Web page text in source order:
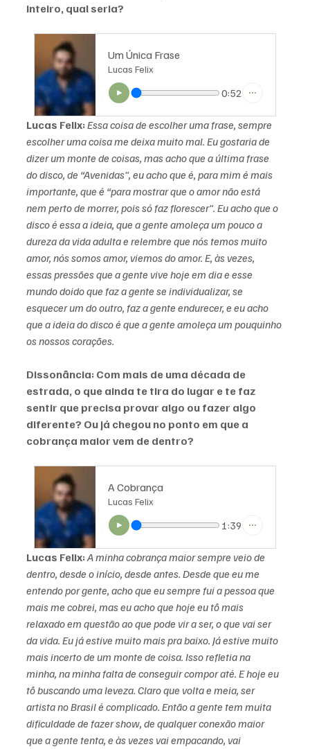
inteiro, qual seria?
Um Única Frase
Lucas Felix
0:52
Lucas Felix:Essa coisa de escolher uma frase, sempre
escolher uma coisa me deixa muito mal. Eu gostaria de
dizer um monte de coisas, mas acho que a última frase
do disco, de “Avenidas”, eu acho que é, para mim é mais
importante, que é “para mostrar que o amor não está
nem perto de morrer, pois só faz florescer”. Eu acho que o
disco é essa a ideia, que a gente amoleça um pouco a
dureza da vida adulta e relembre que nós temos muito
amor, nós somos amor, viemos do amor. E, às vezes,
essas pressões que a gente vive hoje em dia e esse
mundo doido que faz a gente se individualizar, se
esquecer um do outro, faz a gente endurecer, e eu acho
que a ideia do disco é que a gente amoleça um pouquinho
os nossos corações.
Dissonância: Com mais de uma década de
estrada, o que ainda te tira do lugar e te faz
sentir que precisa provar algo ou fazer algo
diferente? Ou já chegou no ponto em que a
cobrança maior vem de dentro?
A Cobrança
Lucas Felix
1:39
Lucas Felix:A minha cobrança maior sempre veio de
dentro, desde o início, desde antes. Desde que eu me
entendo por gente, acho que eu sempre fui a pessoa que
mais me cobrei, mas eu acho que hoje eu tô mais
relaxado em questão ao que pode vir a ser, o que vai ser
da vida. Eu já estive muito mais pra baixo. Já estive muito
mais incerto de um monte de coisa. Isso refletia na
minha, na minha falta de conseguir compor até. E hoje eu
tô buscando uma leveza. Claro que volta e meia, ser
artista no Brasil é complicado. Então a gente tem muita
dificuldade de fazer show, de qualquer conexão maior
que a gente tenta, e às vezes vai empacando, vai